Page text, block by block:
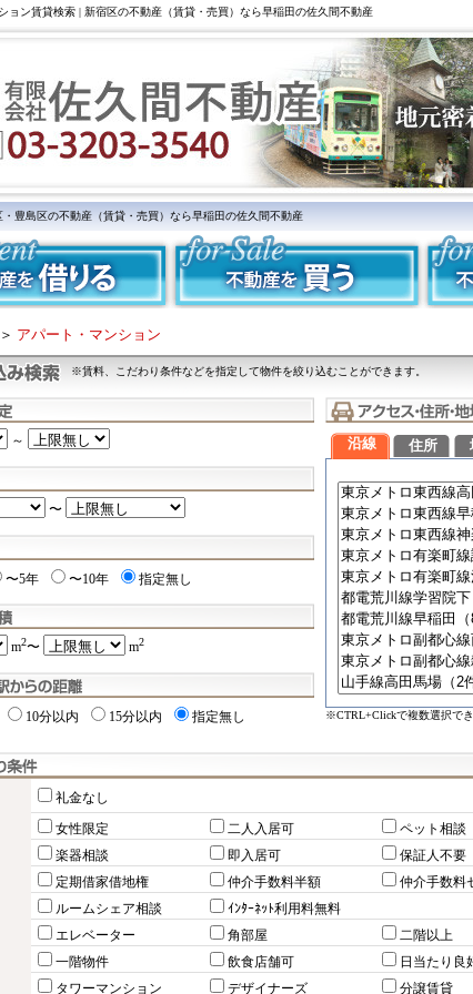
ョン賃貸検索 | 新宿区の不動産（賃貸・売買）なら早稲田の佐久間不動産
豊島区の不動産（賃貸・売買）なら早稲田の佐久間不動産
＞ アパート・マンション
※賃料、こだわり条件などを指定して物件を絞り込むことができます。
～
〜
〜5年 〜10年 指定無し
m2〜 m2
10分以内 15分以内 指定無し
沿線 住所
※CTRL+Clickで複数選択でき
礼金なし
女性限定 二人入居可 ペット相談
楽器相談
即入居可 保証人不要
定期借家借地権
仲介手数料半額 仲介手数料
ルームシェア相談
ｲﾝﾀｰﾈｯﾄ利用料無料
エレベーター 角部屋 二階以上
一階物件
飲食店舗可 日当たり良
タワーマンション
デザイナーズ 分譲賃貸